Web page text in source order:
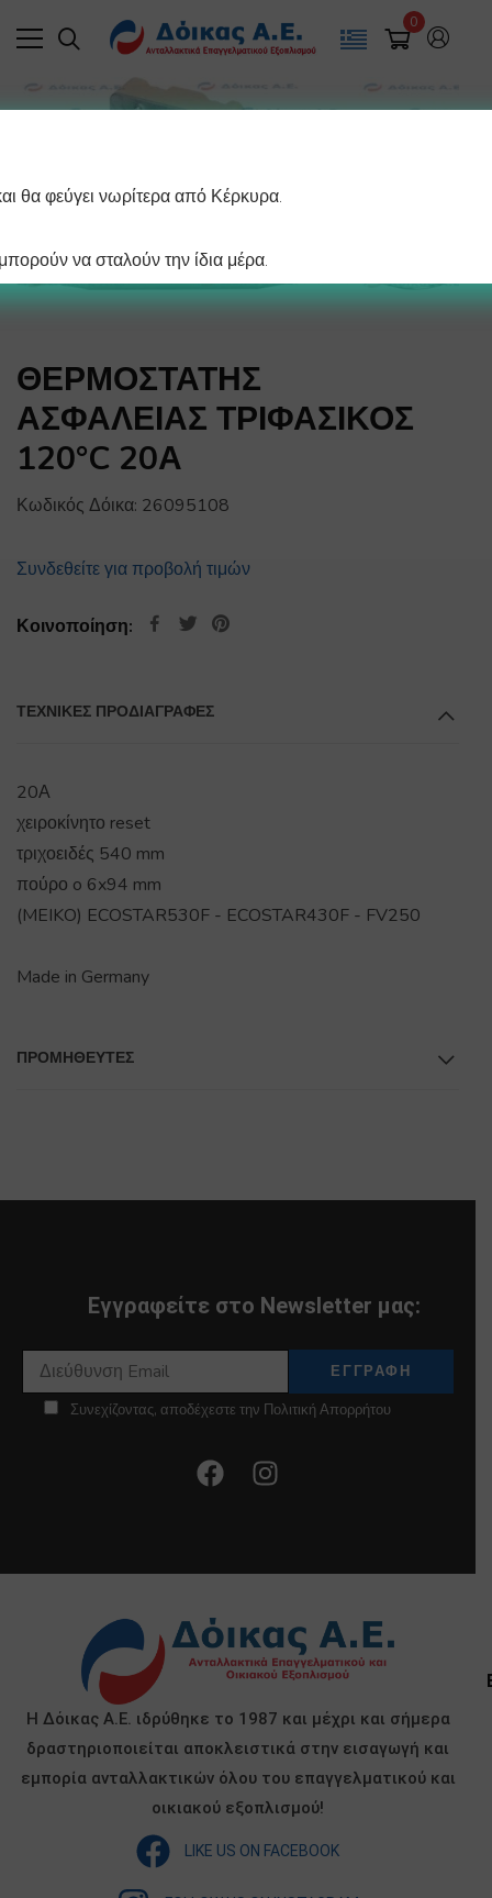
0
ΘΕΡΜΟΣΤΑΤΗΣ
ΑΣΦΑΛΕΙΑΣ ΤΡΙΦΑΣΙΚΟΣ
120°C 20Α
Κωδικός Δόικα: 26095108
Συνδεθείτε για προβολή τιμών
Κοινοποίηση:
ΤΕΧΝΙΚΕΣ ΠΡΟΔΙΑΓΡΑΦΕΣ
20Α
χειροκίνητο reset
τριχοειδές 540 mm
πούρο o 6x94 mm
(MEIKO) ECOSTAR530F - ECOSTAR430F - FV250
Made in Germany
ΠΡΟΜΗΘΕΥΤΕΣ
Εγγραφείτε στο Newsletter μας:
Συνεχίζοντας, αποδέχεστε την Πολιτική Απορρήτου
Η Δόικας Α.Ε. ιδρύθηκε το 1987 και μέχρι και σήμερα
δραστηριοποιείται αποκλειστικά στην εισαγωγή και
εμπορία ανταλλακτικών όλου του επαγγελματικού και
οικιακού εξοπλισμού!
LIKE US ON FACEBOOK
θα φεύγει νωρίτερα από Κέρκυρα.
να σταλούν την ίδια μέρα.